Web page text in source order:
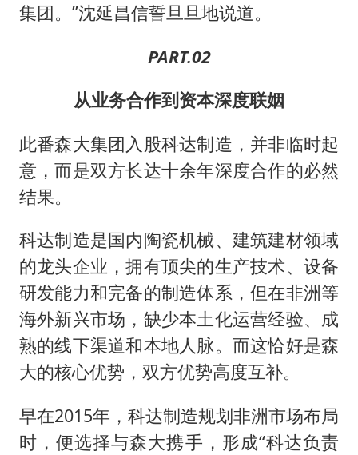
集团。”沈延昌信誓旦旦地说道。
PART.02
从业务合作到资本深度联姻
此番森大集团入股科达制造，并非临时起
意，而是双方长达十余年深度合作的必然
结果。
科达制造是国内陶瓷机械、建筑建材领域
的龙头企业，拥有顶尖的生产技术、设备
研发能力和完备的制造体系，但在非洲等
海外新兴市场，缺少本土化运营经验、成
熟的线下渠道和本地人脉。而这恰好是森
大的核心优势，双方优势高度互补。
早在2015年，科达制造规划非洲市场布局
时，便选择与森大携手，形成“科达负责